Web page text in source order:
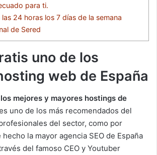
para ti.
24 horas los 7 días de la semana
de Sered
uno de los
web de España
mejores y mayores hostings de
uno de los más recomendados del
del sector, como por
hecho la mayor agencia SEO de España
del famoso CEO y Youtuber